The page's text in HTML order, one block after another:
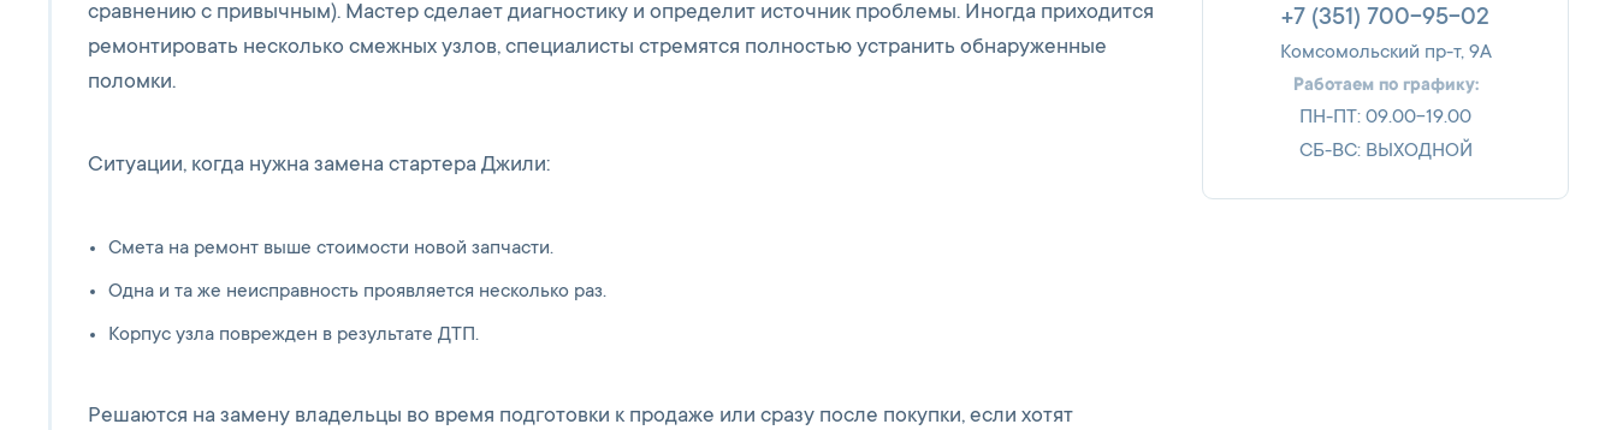
сравнению с привычным). Мастер сделает диагностику и определит источник проблемы. Иногда приходится
ремонтировать несколько смежных узлов, специалисты стремятся полностью устранить обнаруженные
поломки.
Ситуации, когда нужна замена стартера Джили:
Смета на ремонт выше стоимости новой запчасти.
Одна и та же неисправность проявляется несколько раз.
Корпус узла поврежден в результате ДТП.
Решаются на замену владельцы во время подготовки к продаже или сразу после покупки, если хотят
+7 (351) 700-95-02
Комсомольский пр-т, 9А
Работаем по графику:
ПН-ПТ: 09.00-19.00
СБ-ВС: ВЫХОДНОЙ